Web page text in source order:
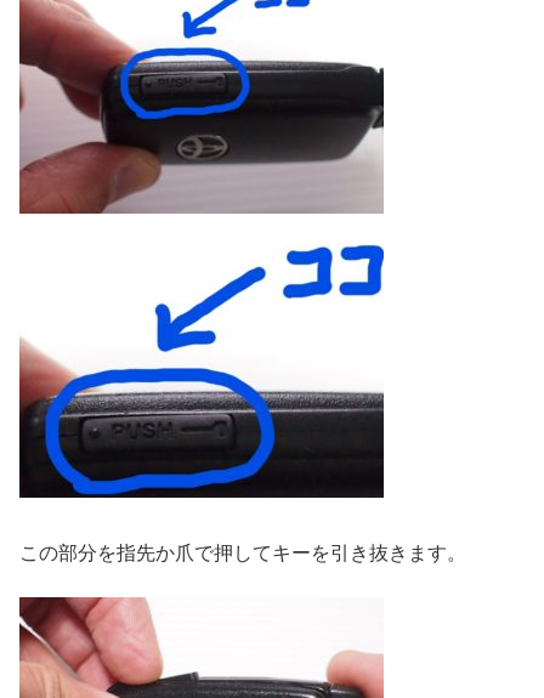
この部分を指先か爪で押してキーを引き抜きます。